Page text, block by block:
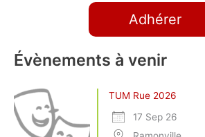
Adhérer
Évènements à venir
TUM Rue 2026
17 Sep 26